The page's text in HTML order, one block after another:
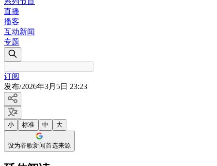
直播
播客
互动新闻
专题
订阅
发布/2026年3月5日 23:23
小 标准 中 大
设为谷歌新闻首选来源